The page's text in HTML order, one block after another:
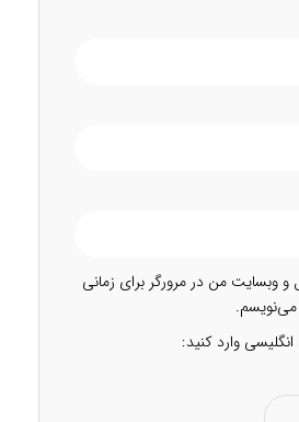
و وبسایت من در مرورگر برای زمانی
می‌نویسم.
وارد کنید: